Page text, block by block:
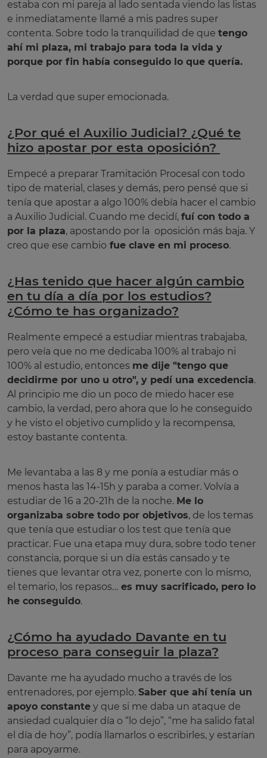
estaba con mi pareja al lado sentada viendo las listas
e inmediatamente llamé a mis padres super
contenta. Sobre todo la tranquilidad de que tengo
ahí mi plaza, mi trabajo para toda la vida y
porque por fin había conseguido lo que quería.
La verdad que super emocionada.
¿Por qué el Auxilio Judicial? ¿Qué te
hizo apostar por esta oposición?
Empecé a preparar Tramitación Procesal con todo
tipo de material, clases y demás, pero pensé que si
tenía que apostar a algo 100% debía hacer el cambio
a Auxilio Judicial. Cuando me decidí, fuí con todo a
por la plaza, apostando por la oposición más baja. Y
creo que ese cambio fue clave en mi proceso.
¿Has tenido que hacer algún cambio
en tu día a día por los estudios?
¿Cómo te has organizado?
Realmente empecé a estudiar mientras trabajaba,
pero veía que no me dedicaba 100% al trabajo ni
100% al estudio, entonces me dije "tengo que
decidirme por uno u otro", y pedí una excedencia.
Al principio me dio un poco de miedo hacer ese
cambio, la verdad, pero ahora que lo he conseguido
y he visto el objetivo cumplido y la recompensa,
estoy bastante contenta.
Me levantaba a las 8 y me ponía a estudiar más o
menos hasta las 14-15h y paraba a comer. Volvía a
estudiar de 16 a 20-21h de la noche. Me lo
organizaba sobre todo por objetivos, de los temas
que tenía que estudiar o los test que tenía que
practicar. Fue una etapa muy dura, sobre todo tener
constancia, porque si un día estás cansado y te
tienes que levantar otra vez, ponerte con lo mismo,
el temario, los repasos… es muy sacrificado, pero lo
he conseguido.
¿Cómo ha ayudado Davante en tu
proceso para conseguir la plaza?
Davante me ha ayudado mucho a través de los
entrenadores, por ejemplo. Saber que ahí tenía un
apoyo constante y que si me daba un ataque de
ansiedad cualquier día o “lo dejo”, “me ha salido fatal
el día de hoy”, podía llamarlos o escribirles, y estarían
para apoyarme.